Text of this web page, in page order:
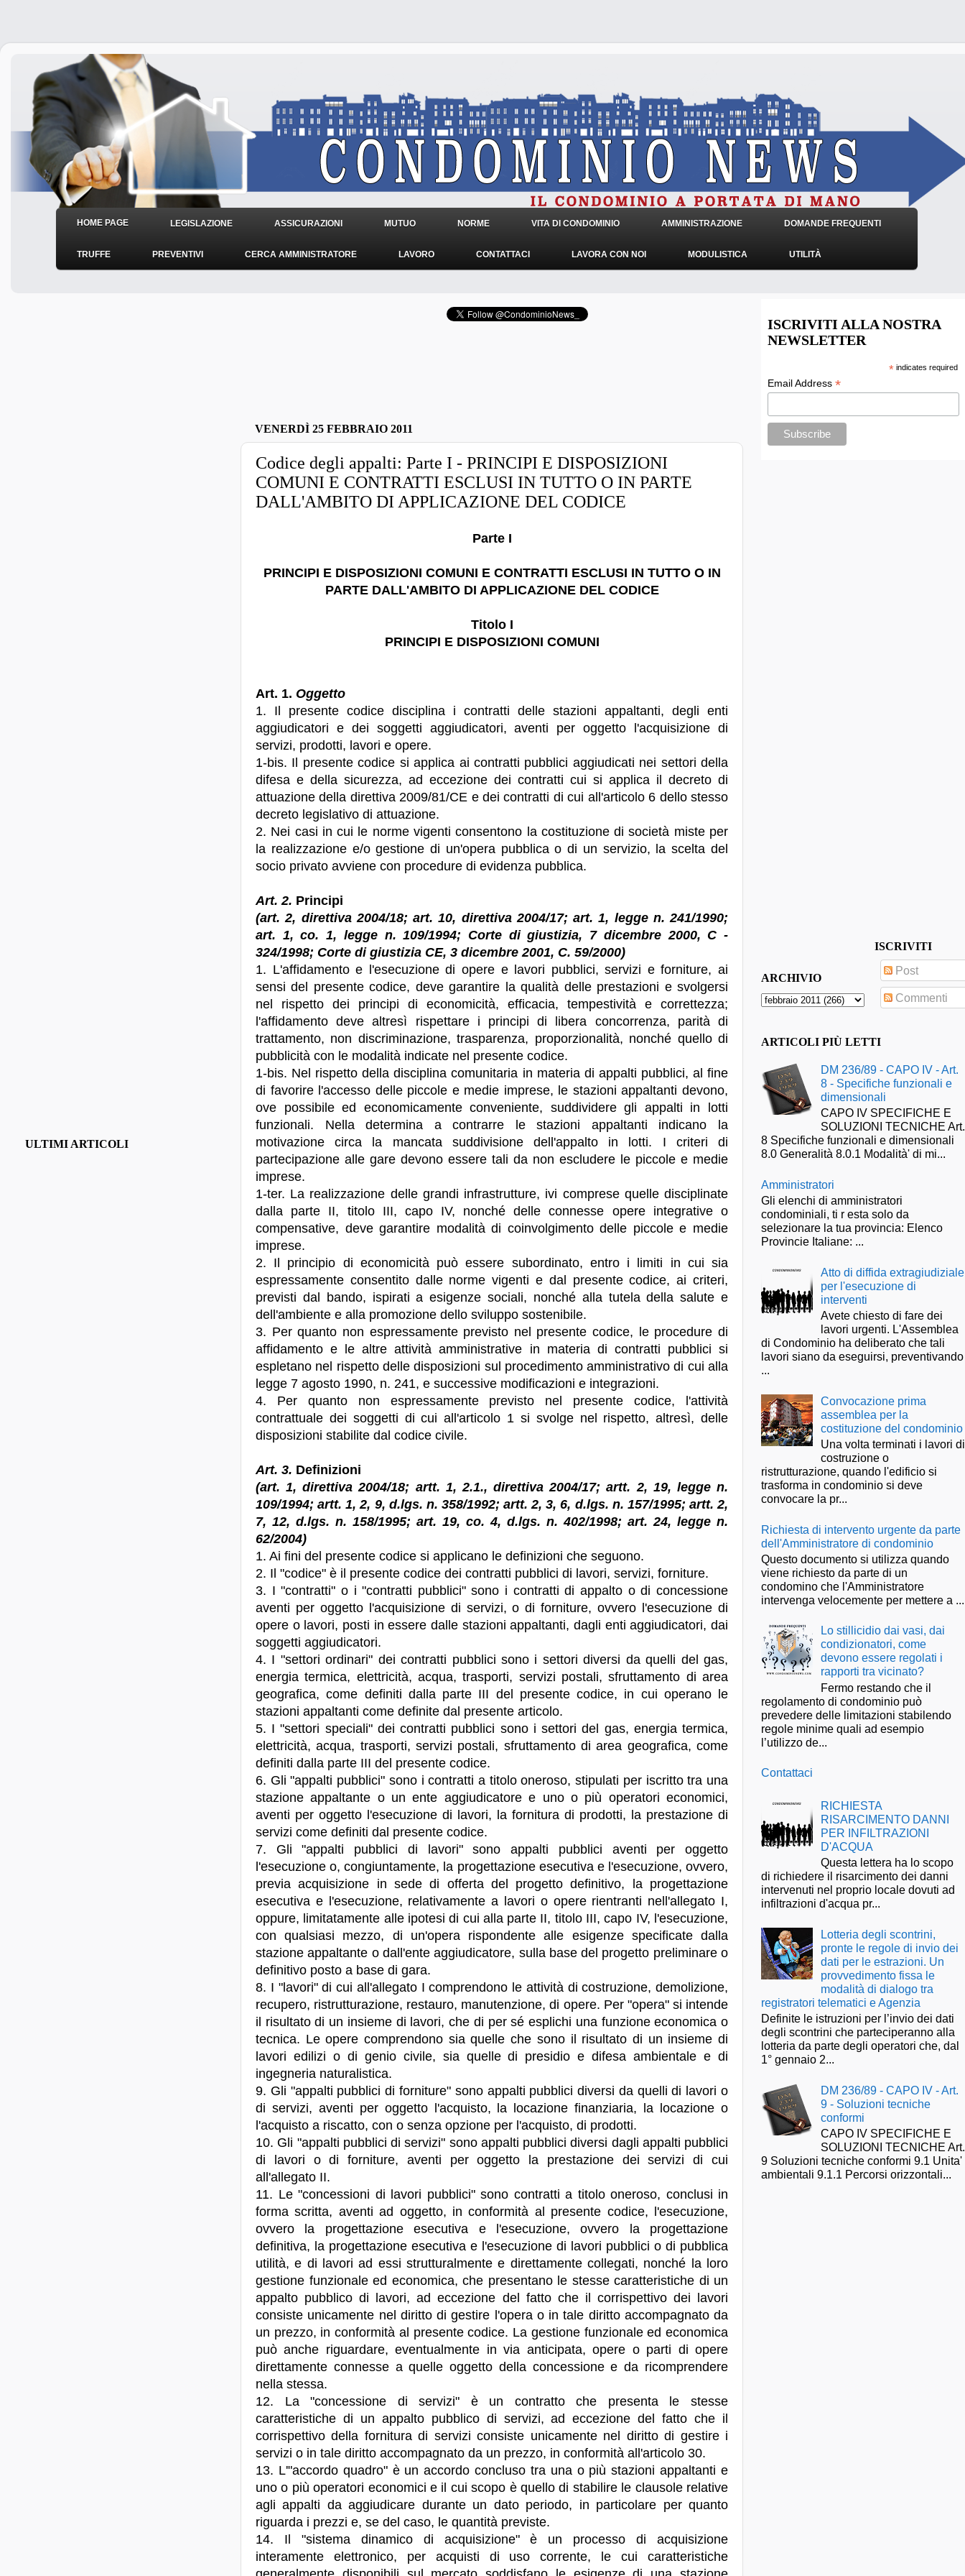
HOME PAGE LEGISLAZIONE ASSICURAZIONI MUTUO NORME VITA DI CONDOMINIO AMMINISTRAZIONE DOMANDE FREQUENTI
TRUFFE PREVENTIVI CERCA AMMINISTRATORE LAVORO CONTATTACI LAVORA CON NOI MODULISTICA UTILITÀ
VENERDÌ 25 FEBBRAIO 2011
Codice degli appalti: Parte I - PRINCIPI E DISPOSIZIONI
COMUNI E CONTRATTI ESCLUSI IN TUTTO O IN PARTE
DALL'AMBITO DI APPLICAZIONE DEL CODICE
Parte I
PRINCIPI E DISPOSIZIONI COMUNI E CONTRATTI ESCLUSI IN TUTTO O IN
PARTE DALL'AMBITO DI APPLICAZIONE DEL CODICE
Titolo I
PRINCIPI E DISPOSIZIONI COMUNI
Art. 1. Oggetto
1. Il presente codice disciplina i contratti delle stazioni appaltanti, degli enti
aggiudicatori e dei soggetti aggiudicatori, aventi per oggetto l'acquisizione di
servizi, prodotti, lavori e opere.
1-bis. Il presente codice si applica ai contratti pubblici aggiudicati nei settori della
difesa e della sicurezza, ad eccezione dei contratti cui si applica il decreto di
attuazione della direttiva 2009/81/CE e dei contratti di cui all'articolo 6 dello stesso
decreto legislativo di attuazione.
2. Nei casi in cui le norme vigenti consentono la costituzione di società miste per
la realizzazione e/o gestione di un'opera pubblica o di un servizio, la scelta del
socio privato avviene con procedure di evidenza pubblica.
Art. 2. Principi
(art. 2, direttiva 2004/18; art. 10, direttiva 2004/17; art. 1, legge n. 241/1990;
art. 1, co. 1, legge n. 109/1994; Corte di giustizia, 7 dicembre 2000, C -
324/1998; Corte di giustizia CE, 3 dicembre 2001, C. 59/2000)
1. L'affidamento e l'esecuzione di opere e lavori pubblici, servizi e forniture, ai
sensi del presente codice, deve garantire la qualità delle prestazioni e svolgersi
nel rispetto dei principi di economicità, efficacia, tempestività e correttezza;
l'affidamento deve altresì rispettare i principi di libera concorrenza, parità di
trattamento, non discriminazione, trasparenza, proporzionalità, nonché quello di
pubblicità con le modalità indicate nel presente codice.
1-bis. Nel rispetto della disciplina comunitaria in materia di appalti pubblici, al fine
di favorire l'accesso delle piccole e medie imprese, le stazioni appaltanti devono,
ove possibile ed economicamente conveniente, suddividere gli appalti in lotti
funzionali. Nella determina a contrarre le stazioni appaltanti indicano la
motivazione circa la mancata suddivisione dell'appalto in lotti. I criteri di
partecipazione alle gare devono essere tali da non escludere le piccole e medie
imprese.
1-ter. La realizzazione delle grandi infrastrutture, ivi comprese quelle disciplinate
dalla parte II, titolo III, capo IV, nonché delle connesse opere integrative o
compensative, deve garantire modalità di coinvolgimento delle piccole e medie
imprese.
2. Il principio di economicità può essere subordinato, entro i limiti in cui sia
espressamente consentito dalle norme vigenti e dal presente codice, ai criteri,
previsti dal bando, ispirati a esigenze sociali, nonché alla tutela della salute e
dell'ambiente e alla promozione dello sviluppo sostenibile.
3. Per quanto non espressamente previsto nel presente codice, le procedure di
affidamento e le altre attività amministrative in materia di contratti pubblici si
espletano nel rispetto delle disposizioni sul procedimento amministrativo di cui alla
legge 7 agosto 1990, n. 241, e successive modificazioni e integrazioni.
4. Per quanto non espressamente previsto nel presente codice, l'attività
contrattuale dei soggetti di cui all'articolo 1 si svolge nel rispetto, altresì, delle
disposizioni stabilite dal codice civile.
Art. 3. Definizioni
(art. 1, direttiva 2004/18; artt. 1, 2.1., direttiva 2004/17; artt. 2, 19, legge n.
109/1994; artt. 1, 2, 9, d.lgs. n. 358/1992; artt. 2, 3, 6, d.lgs. n. 157/1995; artt. 2,
7, 12, d.lgs. n. 158/1995; art. 19, co. 4, d.lgs. n. 402/1998; art. 24, legge n.
62/2004)
1. Ai fini del presente codice si applicano le definizioni che seguono.
2. Il "codice" è il presente codice dei contratti pubblici di lavori, servizi, forniture.
3. I "contratti" o i "contratti pubblici" sono i contratti di appalto o di concessione
aventi per oggetto l'acquisizione di servizi, o di forniture, ovvero l'esecuzione di
opere o lavori, posti in essere dalle stazioni appaltanti, dagli enti aggiudicatori, dai
soggetti aggiudicatori.
4. I "settori ordinari" dei contratti pubblici sono i settori diversi da quelli del gas,
energia termica, elettricità, acqua, trasporti, servizi postali, sfruttamento di area
geografica, come definiti dalla parte III del presente codice, in cui operano le
stazioni appaltanti come definite dal presente articolo.
5. I "settori speciali" dei contratti pubblici sono i settori del gas, energia termica,
elettricità, acqua, trasporti, servizi postali, sfruttamento di area geografica, come
definiti dalla parte III del presente codice.
6. Gli "appalti pubblici" sono i contratti a titolo oneroso, stipulati per iscritto tra una
stazione appaltante o un ente aggiudicatore e uno o più operatori economici,
aventi per oggetto l'esecuzione di lavori, la fornitura di prodotti, la prestazione di
servizi come definiti dal presente codice.
7. Gli "appalti pubblici di lavori" sono appalti pubblici aventi per oggetto
l'esecuzione o, congiuntamente, la progettazione esecutiva e l'esecuzione, ovvero,
previa acquisizione in sede di offerta del progetto definitivo, la progettazione
esecutiva e l'esecuzione, relativamente a lavori o opere rientranti nell'allegato I,
oppure, limitatamente alle ipotesi di cui alla parte II, titolo III, capo IV, l'esecuzione,
con qualsiasi mezzo, di un'opera rispondente alle esigenze specificate dalla
stazione appaltante o dall'ente aggiudicatore, sulla base del progetto preliminare o
definitivo posto a base di gara.
8. I "lavori" di cui all'allegato I comprendono le attività di costruzione, demolizione,
recupero, ristrutturazione, restauro, manutenzione, di opere. Per "opera" si intende
il risultato di un insieme di lavori, che di per sé esplichi una funzione economica o
tecnica. Le opere comprendono sia quelle che sono il risultato di un insieme di
lavori edilizi o di genio civile, sia quelle di presidio e difesa ambientale e di
ingegneria naturalistica.
9. Gli "appalti pubblici di forniture" sono appalti pubblici diversi da quelli di lavori o
di servizi, aventi per oggetto l'acquisto, la locazione finanziaria, la locazione o
l'acquisto a riscatto, con o senza opzione per l'acquisto, di prodotti.
10. Gli "appalti pubblici di servizi" sono appalti pubblici diversi dagli appalti pubblici
di lavori o di forniture, aventi per oggetto la prestazione dei servizi di cui
all'allegato II.
11. Le "concessioni di lavori pubblici" sono contratti a titolo oneroso, conclusi in
forma scritta, aventi ad oggetto, in conformità al presente codice, l'esecuzione,
ovvero la progettazione esecutiva e l'esecuzione, ovvero la progettazione
definitiva, la progettazione esecutiva e l'esecuzione di lavori pubblici o di pubblica
utilità, e di lavori ad essi strutturalmente e direttamente collegati, nonché la loro
gestione funzionale ed economica, che presentano le stesse caratteristiche di un
appalto pubblico di lavori, ad eccezione del fatto che il corrispettivo dei lavori
consiste unicamente nel diritto di gestire l'opera o in tale diritto accompagnato da
un prezzo, in conformità al presente codice. La gestione funzionale ed economica
può anche riguardare, eventualmente in via anticipata, opere o parti di opere
direttamente connesse a quelle oggetto della concessione e da ricomprendere
nella stessa.
12. La "concessione di servizi" è un contratto che presenta le stesse
caratteristiche di un appalto pubblico di servizi, ad eccezione del fatto che il
corrispettivo della fornitura di servizi consiste unicamente nel diritto di gestire i
servizi o in tale diritto accompagnato da un prezzo, in conformità all'articolo 30.
13. L'"accordo quadro" è un accordo concluso tra una o più stazioni appaltanti e
uno o più operatori economici e il cui scopo è quello di stabilire le clausole relative
agli appalti da aggiudicare durante un dato periodo, in particolare per quanto
riguarda i prezzi e, se del caso, le quantità previste.
14. Il "sistema dinamico di acquisizione" è un processo di acquisizione
interamente elettronico, per acquisti di uso corrente, le cui caratteristiche
ULTIMI ARTICOLI
ISCRIVITI ALLA NOSTRA
NEWSLETTER
*indicates required
Email Address *
ARCHIVIO
ISCRIVITI
Post
Commenti
ARTICOLI PIÙ LETTI
DM 236/89 - CAPO IV - Art.
8 - Specifiche funzionali e
dimensionali
CAPO IV SPECIFICHE E
SOLUZIONI TECNICHE Art.
8 Specifiche funzionali e dimensionali
8.0 Generalità 8.0.1 Modalità' di mi...
Amministratori
Gli elenchi di amministratori
condominiali, ti r esta solo da
selezionare la tua provincia: Elenco
Provincie Italiane: ...
Atto di diffida extragiudiziale
per l'esecuzione di
interventi
Avete chiesto di fare dei
lavori urgenti. L'Assemblea
di Condominio ha deliberato che tali
lavori siano da eseguirsi, preventivando
...
Convocazione prima
assemblea per la
costituzione del condominio
Una volta terminati i lavori di
costruzione o
ristrutturazione, quando l'edificio si
trasforma in condominio si deve
convocare la pr...
Richiesta di intervento urgente da parte
dell'Amministratore di condominio
Questo documento si utilizza quando
viene richiesto da parte di un
condomino che l'Amministratore
intervenga velocemente per mettere a ...
Lo stillicidio dai vasi, dai
condizionatori, come
devono essere regolati i
rapporti tra vicinato?
Fermo restando che il
regolamento di condominio può
prevedere delle limitazioni stabilendo
regole minime quali ad esempio
l’utilizzo de...
Contattaci
RICHIESTA
RISARCIMENTO DANNI
PER INFILTRAZIONI
D'ACQUA
Questa lettera ha lo scopo
di richiedere il risarcimento dei danni
intervenuti nel proprio locale dovuti ad
infiltrazioni d'acqua pr...
Lotteria degli scontrini,
pronte le regole di invio dei
dati per le estrazioni. Un
provvedimento fissa le
modalità di dialogo tra
registratori telematici e Agenzia
Definite le istruzioni per l’invio dei dati
degli scontrini che parteciperanno alla
lotteria da parte degli operatori che, dal
1° gennaio 2...
DM 236/89 - CAPO IV - Art.
9 - Soluzioni tecniche
conformi
CAPO IV SPECIFICHE E
SOLUZIONI TECNICHE Art.
9 Soluzioni tecniche conformi 9.1 Unita'
ambientali 9.1.1 Percorsi orizzontali...